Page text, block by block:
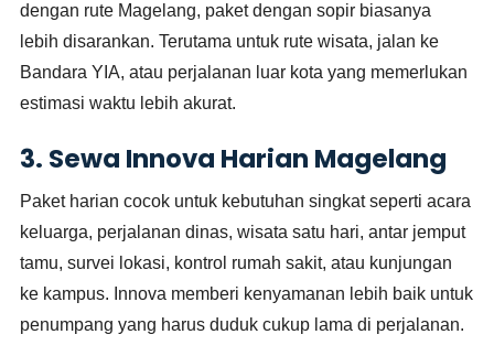
dengan rute Magelang, paket dengan sopir biasanya
lebih disarankan. Terutama untuk rute wisata, jalan ke
Bandara YIA, atau perjalanan luar kota yang memerlukan
estimasi waktu lebih akurat.
3. Sewa Innova Harian Magelang
Paket harian cocok untuk kebutuhan singkat seperti acara
keluarga, perjalanan dinas, wisata satu hari, antar jemput
tamu, survei lokasi, kontrol rumah sakit, atau kunjungan
ke kampus. Innova memberi kenyamanan lebih baik untuk
penumpang yang harus duduk cukup lama di perjalanan.